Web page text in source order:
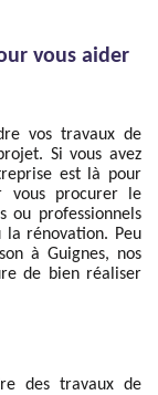
vous aider
vos travaux de
Si vous avez
est là pour
vous procurer le
ou professionnels
rénovation. Peu
à Guignes, nos
de bien réaliser
des travaux de